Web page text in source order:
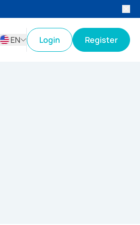
EN
Login Register